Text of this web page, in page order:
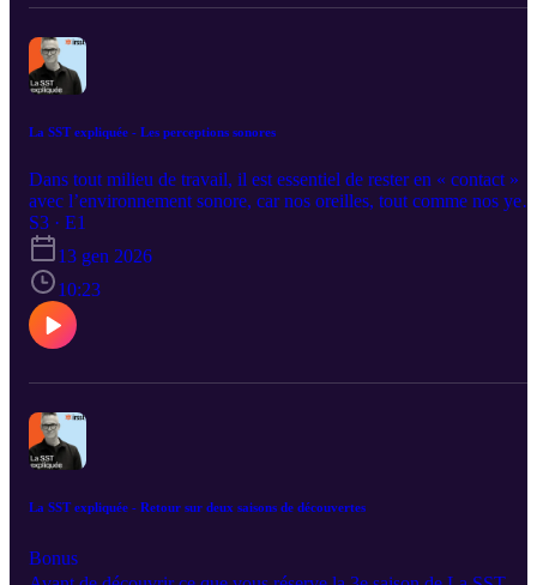
La SST expliquée - Les perceptions sonores
Dans tout milieu de travail, il est essentiel de rester en « contact »
avec l’environnement sonore, car nos oreilles, tout comme nos
nous informent de ce qui se passe autour de nous. Hugues Nélisse,
chercheur senior et Christian Giguère, professeur à l'École des
sciences de la réadaptation à l'Université d'Ottawa nous expliquent
comment les sons utiles jouent un rôle clé pour communiquer,
repérer les anomalies et réagir rapidement aux alarmes. Ils
demeurent indispensables, même dans des environnements où le
bruit ambiant est très présent.
S3 · E1
13 gen 2026
10:23
La SST expliquée - Retour sur deux saisons de découvertes
Bonus